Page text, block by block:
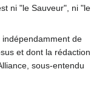
ni "le Sauveur", ni "le
de
et dont la rédaction
sous-entendu